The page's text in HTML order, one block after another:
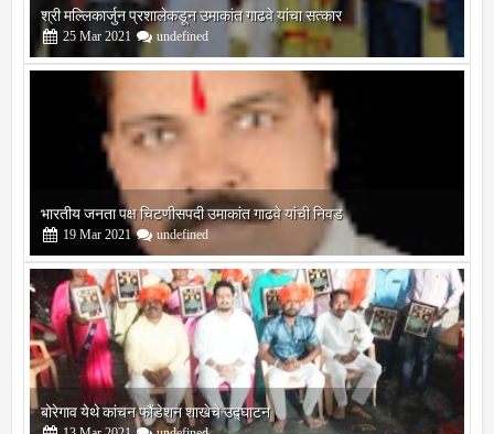
भारतीय जनता पक्ष चिटणीसपदी उमाकांत गाढवे यांची निवड
19 Mar 2021 undefined
बोरेगाव येथे कांचन फौंडेशन शाखेचे उद्घाटन
13 Mar 2021 undefined
सोलापूर जिल्हा वृत्तपत्र लेखकमंच कडून वार्षिक पत्रलेखन स्पर्धेचे आयोजन